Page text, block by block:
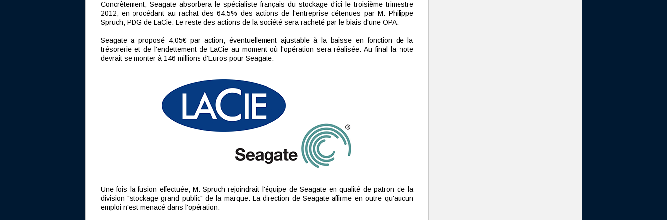
Concrètement, Seagate absorbera le spécialiste français du stockage d'ici le troisième trimestre
2012, en procédant au rachat des 64.5% des actions de l'entreprise détenues par M. Philippe
Spruch, PDG de LaCie. Le reste des actions de la société sera racheté par le biais d'une OPA.
Seagate a proposé 4,05€ par action, éventuellement ajustable à la baisse en fonction de la
trésorerie et de l'endettement de LaCie au moment où l'opération sera réalisée. Au final la note
devrait se monter à 146 millions d'Euros pour Seagate.
Une fois la fusion effectuée, M. Spruch rejoindrait l'équipe de Seagate en qualité de patron de la
division "stockage grand public" de la marque. La direction de Seagate affirme en outre qu'aucun
emploi n'est menacé dans l'opération.